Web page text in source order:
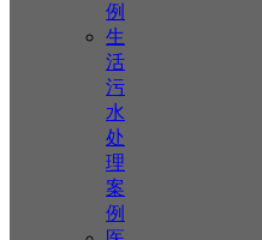
例
生
活
污
水
处
理
案
例